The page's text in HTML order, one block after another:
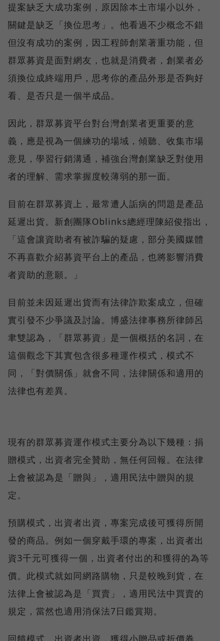
提案缺乏大成功案例，原因除本土市場小以外，
關鍵是缺乏「換位思考」。他看過不少概念不錯
但沒有成功的案例，因工程師創業著重功能，但
群眾募資是面對網友，也就是消費者，創業者必
須換位成終端用戶，思考你的產品外形是否夠好
看、是否只是一個半成品。
因此，群眾募資平台對台灣創業者更重要的意
義，應是視為一個練功的場域，傾聽、收集市場
意見，學習行銷溝通，補強台灣創業缺乏對使用
者的理解、需求掌握度較薄弱的那一面。
目前在群眾募資上，最常遭人詬病的問題是產品
延遲出貨。新創團隊Oblinks總經理陳紹俊指出，
「這會讓資助者有被詐騙的疑慮，部分美國媒體
不再喜歡介紹募資平台上的產品，也將影響消費
者資助的意願。」
目前並未因延遲出貨而有法律詐欺案成立，但確
實引發不少爭議及討論。博盛法律事務所律師呂
聿雙認為，「群眾募資」是一個概括的名詞，在
這個觀念下其實包含很多種運作模式，模式不
同，「對價關係」就會不同，法律關係和適用的
法律也有差異。
現有的群眾募資運作模式主要分為以下幾種：捐
贈模式，出資者完全贊助，無任何回報。在法律
上會被認為是「贈與」，適用民法中贈與的規
定。
預購模式，出資者出資，專案完成後可獲得所開
發的商品。例如一個穿戴手環的專案，出資者出
資3千元可獲得一個，出資者付出的和獲得的為等
價。此模式就如同網路購物，只是較晚到貨，在
法律上會被認為是「買賣」，適用民法中買賣的
規定，當然也適用消保法7日鑑賞期。
回饋模式，出資者出資，獲得小贈品或折價券。